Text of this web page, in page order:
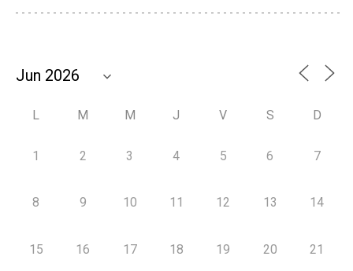
L M M J V S D
1 2 3 4 5 6 7
8 9 10 11 12 13 14
15 16 17 18 19 20 21